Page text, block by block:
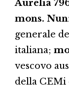
Aurelia
mons.
generale
italiana;
vescovo
della CEMi